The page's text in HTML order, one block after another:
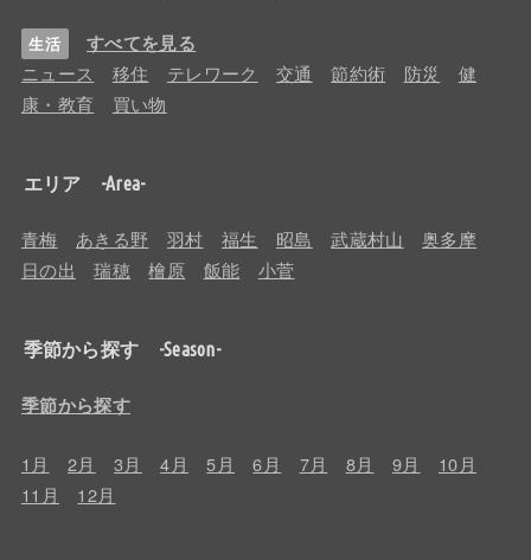
生活 すべてを見る
ニュース 移住 テレワーク 交通 節約術 防災
健
康・教育
買い物
エリア -Area-
青梅 あきる野 羽村 福生 昭島 武蔵村山
奥多摩
日の出
瑞穂 檜原 飯能 小菅
季節から探す -Season-
季節から探す
1月 2月 3月 4月 5月 6月 7月 8月 9月
10月
11月
12月